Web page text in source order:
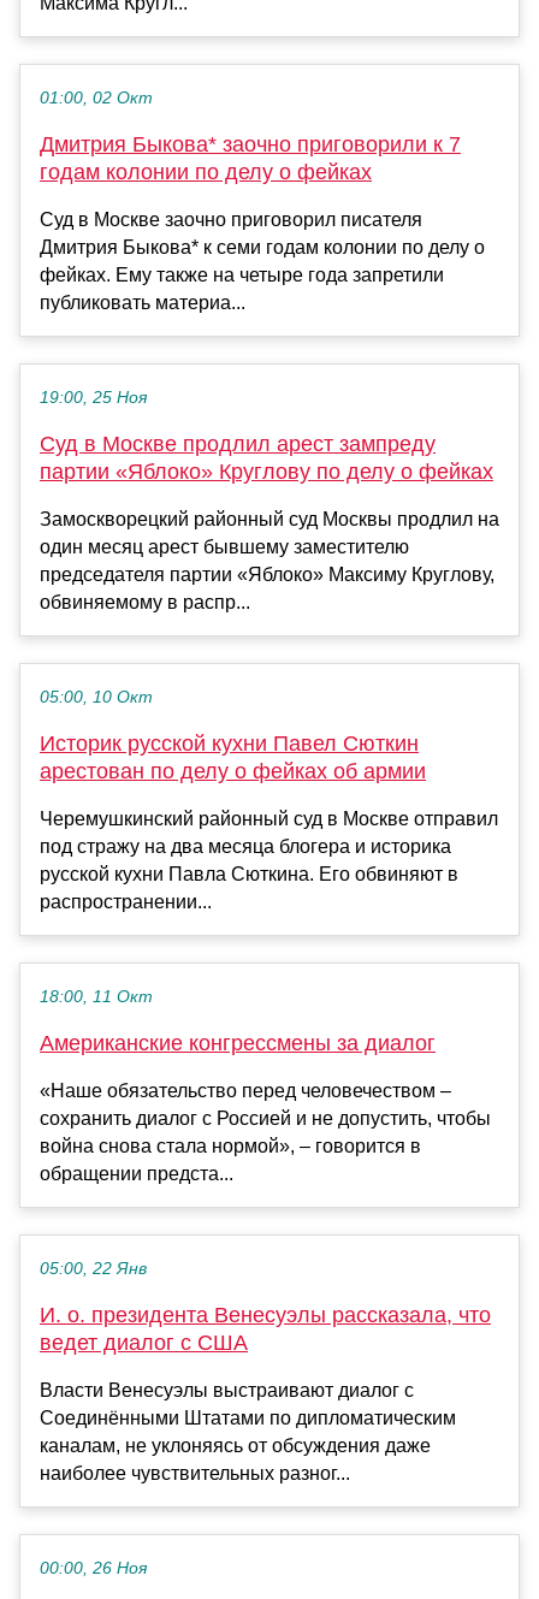
01:00, 02 Окт
Дмитрия Быкова* заочно приговорили к 7
годам колонии по делу о фейках
Суд в Москве заочно приговорил писателя
Дмитрия Быкова* к семи годам колонии по делу о
фейках. Ему также на четыре года запретили
публиковать материа...
19:00, 25 Ноя
Суд в Москве продлил арест зампреду
партии «Яблоко» Круглову по делу о фейках
Замоскворецкий районный суд Москвы продлил на
один месяц арест бывшему заместителю
председателя партии «Яблоко» Максиму Круглову,
обвиняемому в распр...
05:00, 10 Окт
Историк русской кухни Павел Сюткин
арестован по делу о фейках об армии
Черемушкинский районный суд в Москве отправил
под стражу на два месяца блогера и историка
русской кухни Павла Сюткина. Его обвиняют в
распространении...
18:00, 11 Окт
Американские конгрессмены за диалог
«Наше обязательство перед человечеством –
сохранить диалог с Россией и не допустить, чтобы
война снова стала нормой», – говорится в
обращении предста...
05:00, 22 Янв
И. о. президента Венесуэлы рассказала, что
ведет диалог с США
Власти Венесуэлы выстраивают диалог с
Соединёнными Штатами по дипломатическим
каналам, не уклоняясь от обсуждения даже
наиболее чувствительных разног...
00:00, 26 Ноя